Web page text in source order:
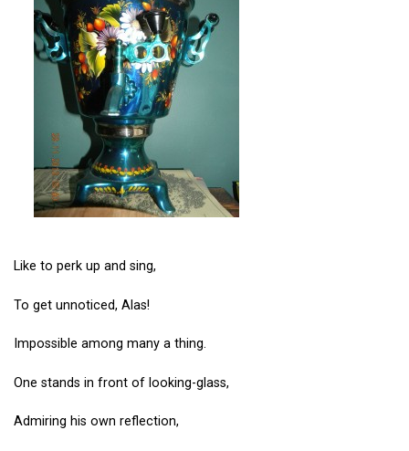
Like to perk up and sing,
To get unnoticed, Alas!
Impossible among many a thing.
One stands in front of looking-glass,
Admiring his own reflection,